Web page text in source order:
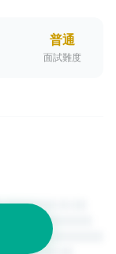
普通
面試難度